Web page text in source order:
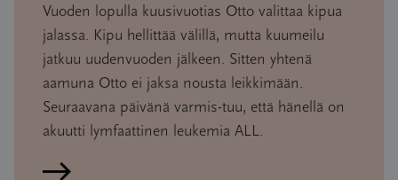
Vuoden lopulla kuusivuotias Otto valittaa kipua
jalassa. Kipu hellittää välillä, mutta kuumeilu
jatkuu uudenvuoden jälkeen. Sitten yhtenä
aamuna Otto ei jaksa nousta leikkimään.
Seuraavana päivänä varmis-tuu, että hänellä on
akuutti lymfaattinen leukemia ALL.